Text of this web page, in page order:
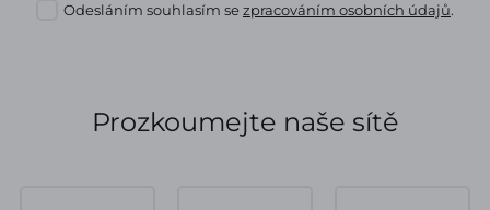
Odesláním souhlasím sezpracováním osobních údajů.
Prozkoumejte naše sítě